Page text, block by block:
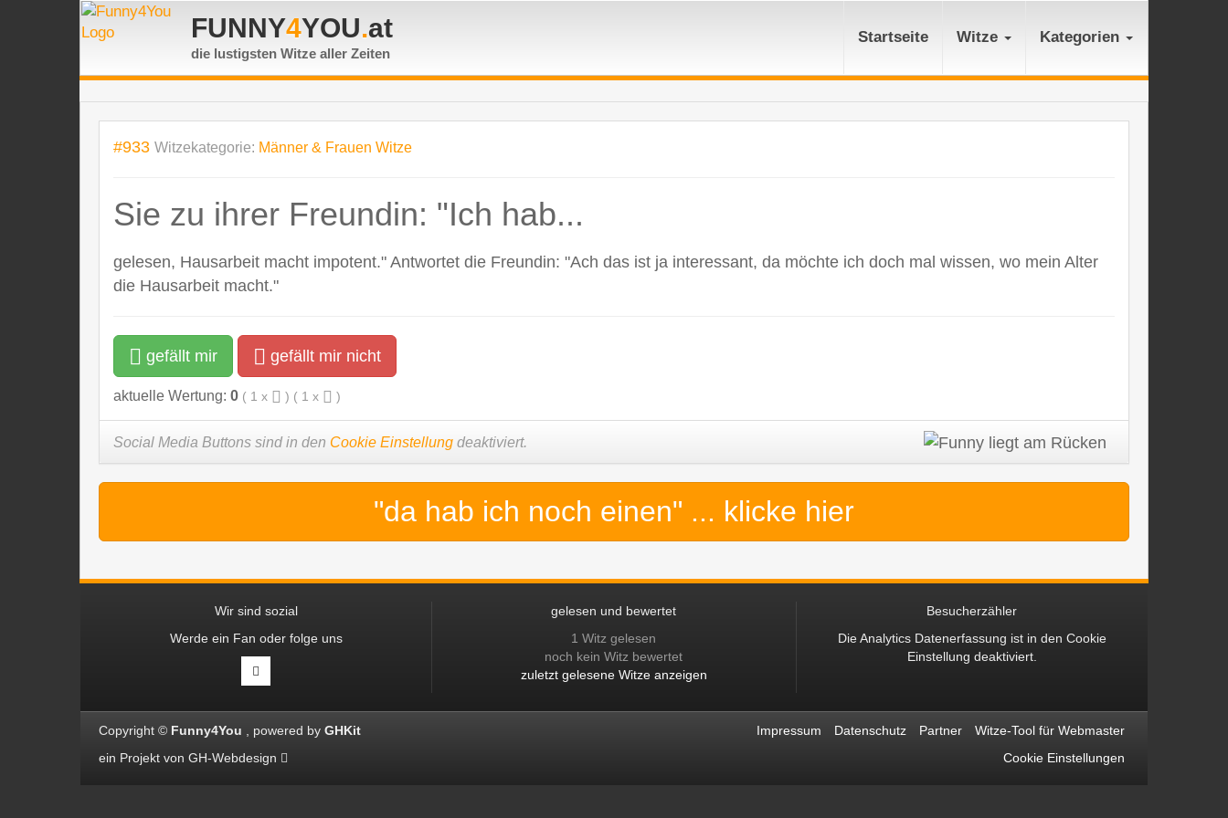
FUNNY4YOU.at
die lustigsten Witze aller Zeiten
Startseite Witze Kategorien
#933 Witzekategorie: Männer & Frauen Witze
Sie zu ihrer Freundin: "Ich hab...
gelesen, Hausarbeit macht impotent." Antwortet die Freundin: "Ach das ist ja interessant, da möchte ich doch mal wissen, wo mein Alter
die Hausarbeit macht."
gefällt mir gefällt mir nicht
aktuelle Wertung: 0 ( 1 x ) ( 1 x )
Social Media Buttons sind in den Cookie Einstellung deaktiviert.
"da hab ich noch einen" ... klicke hier
Wir sind sozial
Werde ein Fan oder folge uns
gelesen und bewertet
1 Witz gelesen
noch kein Witz bewertet
zuletzt gelesene Witze anzeigen
Besucherzähler
Die Analytics Datenerfassung ist in den Cookie
Einstellung deaktiviert.
Copyright © Funny4You powered by GHKit
ein Projekt von GH-Webdesign
Impressum Datenschutz Partner
Witze-Tool für Webmaster
Cookie Einstellungen